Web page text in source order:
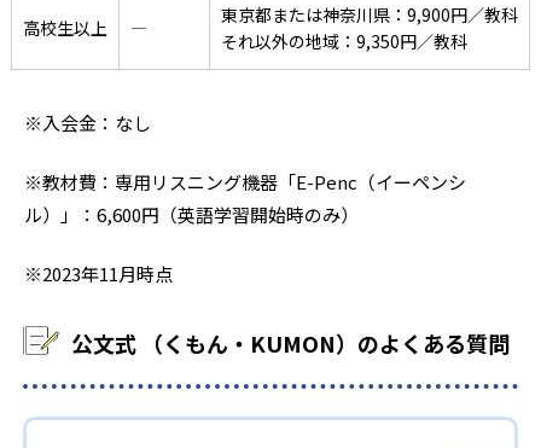
高校生以上 ―
東京都または神奈川県：9,900円／教科
それ以外の地域：9,350円／教科
※入会金：なし
※教材費：専用リスニング機器「E-Penc（イーペンシ
ル）」：6,600円（英語学習開始時のみ）
※2023年11月時点
公文式 （くもん・KUMON）のよくある質問